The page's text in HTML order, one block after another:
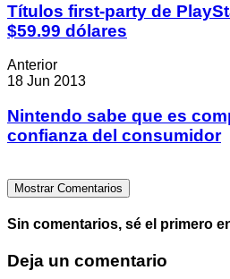
Títulos first-party de
$59.99 dólares
Anterior
18 Jun 2013
Nintendo sabe que es
confianza del consumidor
Mostrar Comentarios
Sin comentarios, sé el primero
Deja un comentario